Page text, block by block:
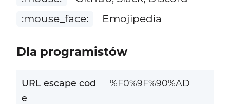
:mouse_face:
Emojipedia
Dla programistów
URL escape cod
e
%F0%9F%90%AD